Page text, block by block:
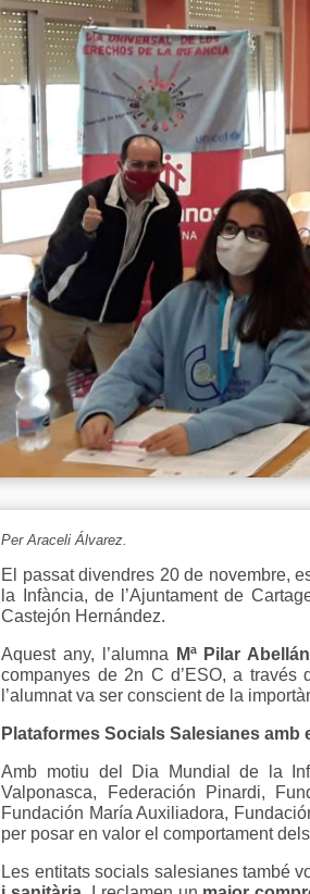
Per Araceli Álvarez.
El passat divendres 20 de novembre,
la Infància, de l’Ajuntament de
Castejón Hernández.
Aquest any, l’alumna
Mª Pilar
companyes de 2n C d’ESO, a
l’alumnat va ser conscient de la
Plataformes Socials Salesianes amb
Amb motiu del Dia Mundial de la
Valponasca, Federación Pinardi,
Fundación María Auxiliadora,
per posar en valor el comportament
Les entitats socials salesianes també